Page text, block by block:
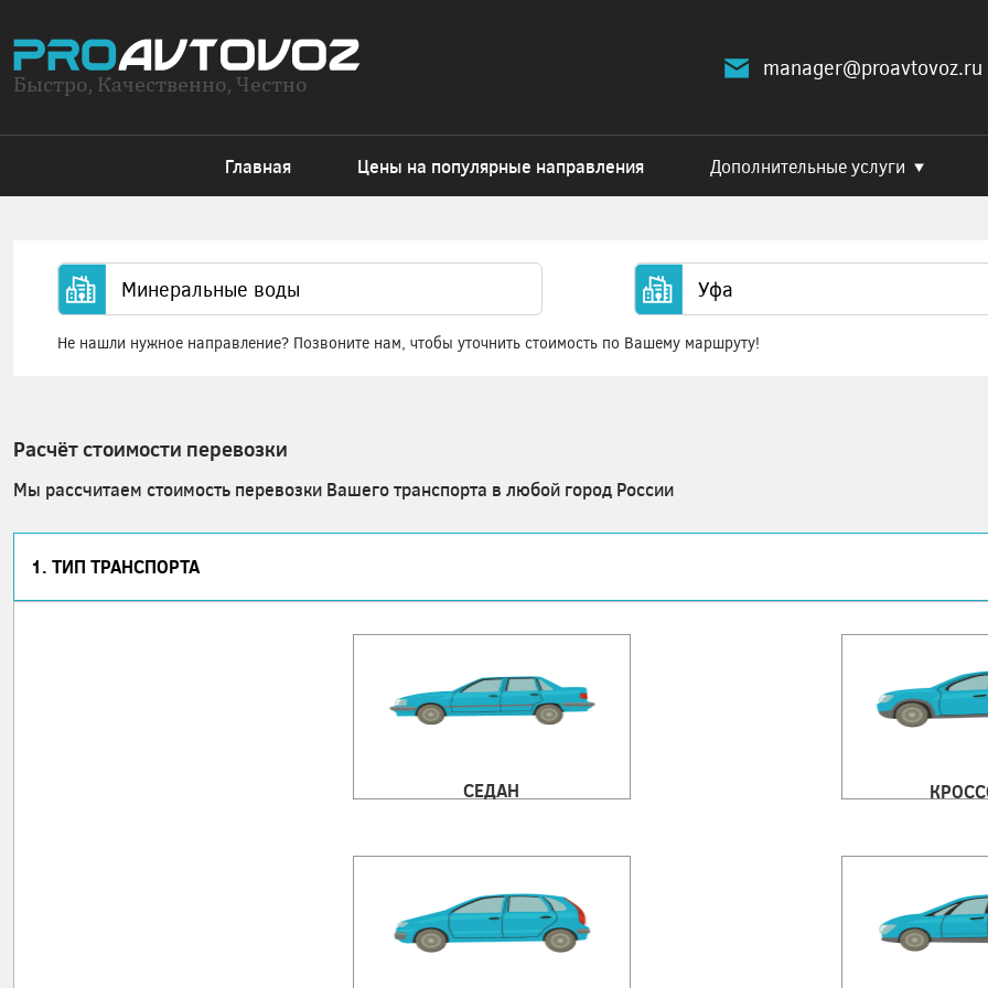
Быстро, Качественно, Честно
manager@proavtovoz.ru
Главная Цены на популярные направления Дополнительные услуги
Не нашли нужное направление? Позвоните нам, чтобы уточнить стоимость по Вашему маршруту!
Расчёт стоимости перевозки
Мы рассчитаем стоимость перевозки Вашего транспорта в любой город России
1. ТИП ТРАНСПОРТА
СЕДАН